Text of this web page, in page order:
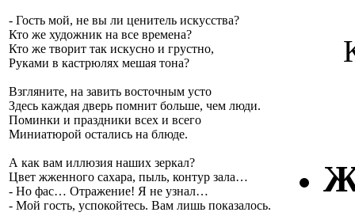
- Гость мой, не вы ли ценитель искусства?
Кто же художник на все времена?
Кто же творит так искусно и грустно,
Руками в кастрюлях мешая тона?
Взгляните, на завить восточным усто
Здесь каждая дверь помнит больше, чем люди.
Поминки и праздники всех и всего
Миниатюрой остались на блюде.
А как вам иллюзия наших зеркал?
Цвет жженного сахара, пыль, контур зала…
- Но фас… Отражение! Я не узнал…
- Мой гость, успокойтесь. Вам лишь показалось.